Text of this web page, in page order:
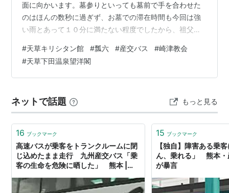
面に向かいます。墓参りといっても墓前で手を合わせた
のはほんの数秒に過ぎず、お墓での滞在時間も今回は強
い雨とあって１０分に満たない程度でしたから、祖父・
れません。 これまで阿蘇周辺の観光から、宮崎の高千穂
峡、五木の子守歌で有名な球磨郡の五木村にまで範囲を
広げて来ましたが、今回は山から一転海に向かいます。
る「崎津教会」へは是非行きたいところですので、通常
のんびり出発の我ら高齢者旅には珍しく８時出発です…
#天草キリシタン館 #瓢六 #産交バス #崎津教会
#天草下田温泉望洋閣
ネットで話題 もっと見る
16 ブックマーク
高速バスが乗客をトランクルームに閉
じ込めたまま走行 九州産交バス「乗
客の生命を危険に晒した」 熊本 |
15 ブックマーク
【独自】障害ある乗
ん、乗れる」 熊本・
が暴言